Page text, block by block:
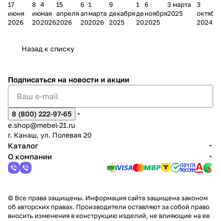
ании
Мело
17
июня
2026
д
к
2
8
июня
2026
Чеб
окс
4
мая
2026
ании
Мело
15
апреля
2026
М
А
6
апреля
2026
зина
в
1
марта
2026
о
магаз
9
декабря
2025
а
н
1
декабря
2025
ина в
г.
6
ноября
2025
ного
салона
3 марта
2025
ели
пер
3
2024
Назад к списку
Подписаться на новости и акции
8 (800) 222-97-65
e.shop@mebel-21.ru
г. Канаш, ул. Полевая 20
Каталог
О компании
© Все права защищены. Информация сайта защищена законом
об авторских правах. Производители оставляют за собой право
вносить изменения в конструкцию изделий, не влияющие на ее